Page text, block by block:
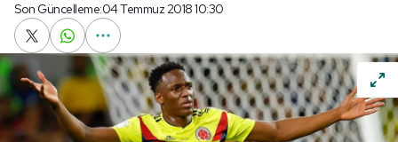
Son Güncelleme:04 Temmuz 2018 10:30